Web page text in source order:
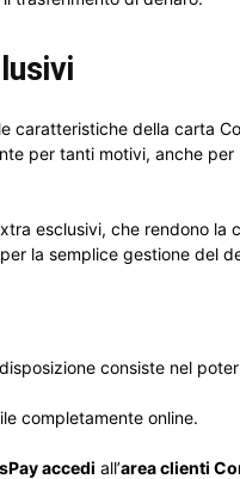
caratteristiche della carta
per tanti motivi, anche
esclusivi, che rendono la
la semplice gestione del
consiste nel
completamente online.
accedi all’area clienti